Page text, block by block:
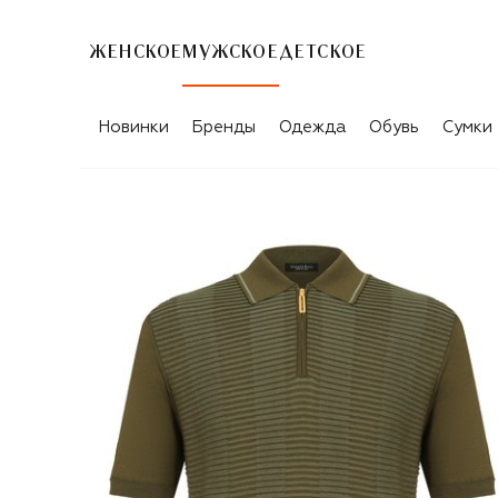
ЖЕНСКОЕ МУЖСКОЕ ДЕТСКОЕ
Новинки Бренды Одежда Обувь Сумки